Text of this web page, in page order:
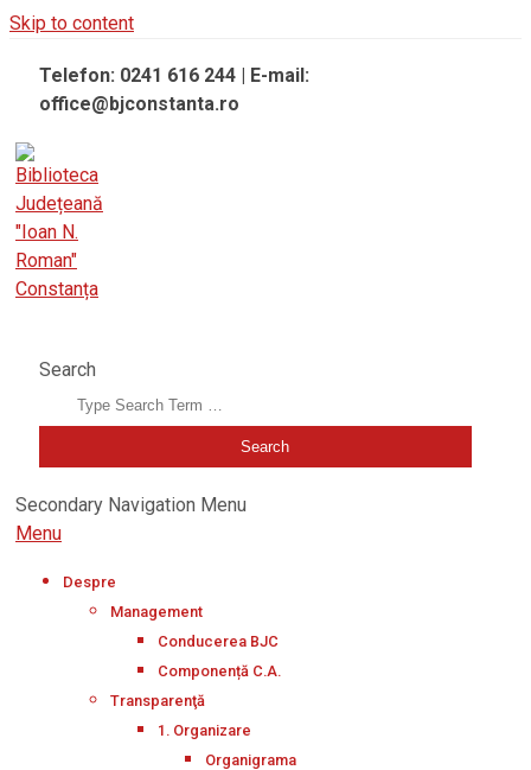
Skip to content
Telefon: 0241 616 244 | E-mail:
office@bjconstanta.ro
Search
Secondary Navigation Menu
Menu
Despre
Management
Conducerea BJC
Componență C.A.
Transparenţă
1. Organizare
Organigrama